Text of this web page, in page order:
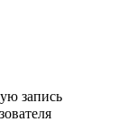
запись